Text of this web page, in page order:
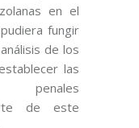
en el
fungir
de los
las
penales
de este